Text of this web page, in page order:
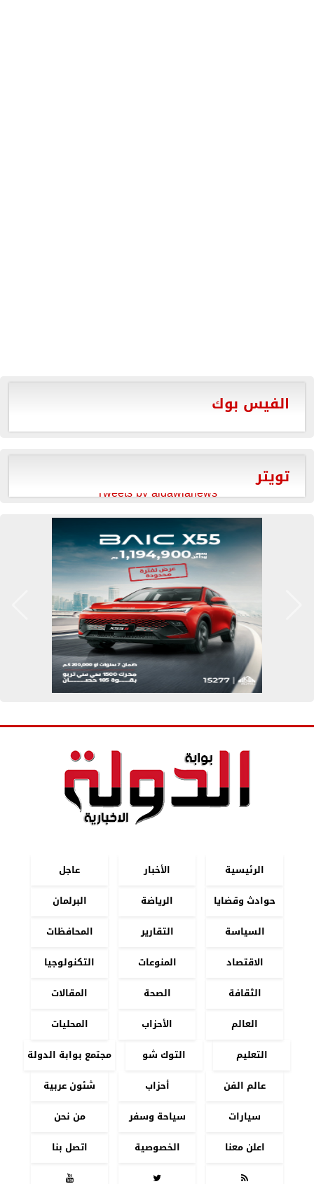
الفيس بوك
تويتر
Tweets by aldawlanews
الرئيسية الأخبار
عاجل
حوادث وقضايا
الرياضة
البرلمان
السياسة
التقارير
المحافظات
الاقتصاد
المنوعات
التكنولوجيا
الثقافة
الصحة
المقالات
العالم
الأحزاب
المحليات
التعليم
التوك شو
مجتمع بوابة الدولة
عالم الفن
أحزاب
شئون عربية
سيارات
سياحة وسفر
من نحن
اعلن معنا
الخصوصية
اتصل بنا


